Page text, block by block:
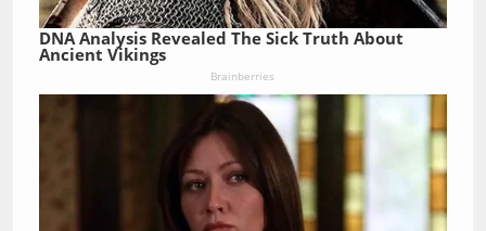
DNA Analysis Revealed The Sick Truth About
Ancient Vikings
Brainberries